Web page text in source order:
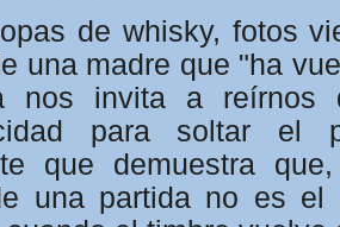
de whisky, fotos
una madre que "ha
nos invita a reírnos
para soltar el
que demuestra
una partida no es el